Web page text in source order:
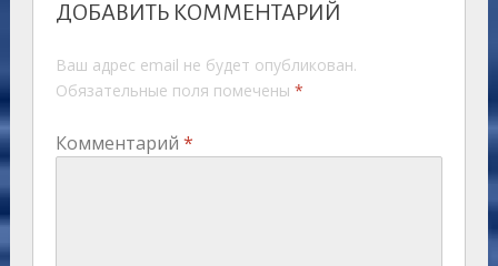
ДОБАВИТЬ КОММЕНТАРИЙ
Ваш адрес email не будет опубликован.
Обязательные поля помечены *
Комментарий *